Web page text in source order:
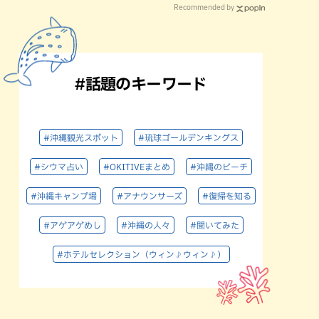
Recommended by
#話題のキーワード
#沖縄観光スポット #琉球ゴールデンキングス
#シウマ占い #OKITIVEまとめ #沖縄のビーチ
#沖縄キャンプ場 #アナウンサーズ #復帰を知る
#アゲアゲめし #沖縄の人々 #聞いてみた
#ホテルセレクション（ウィン♪ウィン♪）